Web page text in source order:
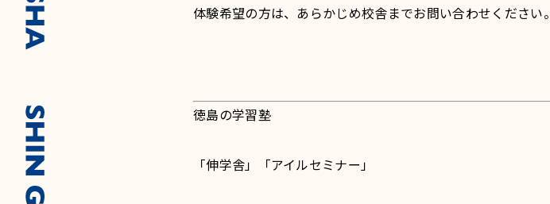
体験希望の方は、あらかじめ校舎までお問い合わせください。
徳島の学習塾
「伸学舎」「アイルセミナー」